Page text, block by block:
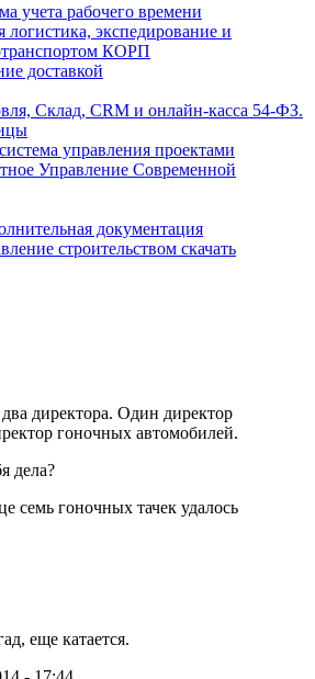
учета рабочего времени
логистика, экспедирование и
КОРП
доставкой
Склад, CRM и онлайн-касса 54-ФЗ.
управления проектами
Управление Современной
документация
строительством скачать
директора. Один директор
гоночных автомобилей.
дела?
семь гоночных тачек удалось
еще катается.